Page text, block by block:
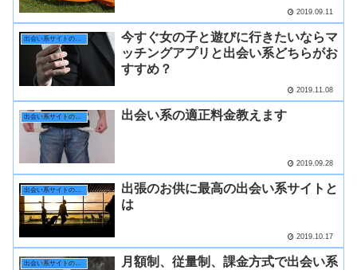
2019.09.11
出会い系サイトの選び方
今すぐ女の子と遊びに行きたいならマ
ッチングアプリと出会い系どちらがお
すすめ？
2019.11.08
出会い系サイトの選び方 出会い系の適正料金教えます
2019.09.28
出会い系サイトの選び方
出張のお供に最高の出会い系サイトと
は
2019.10.17
出会い系サイトの選び方
月額制、従量制、課金方式で出会い系